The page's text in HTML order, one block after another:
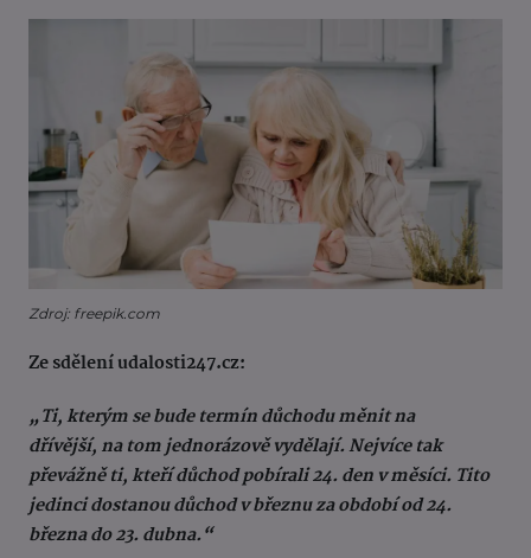
Zdroj: freepik.com
Ze sdělení udalosti247.cz:
„Ti, kterým se bude termín důchodu měnit na
dřívější, na tom jednorázově vydělají. Nejvíce tak
převážně ti, kteří důchod pobírali 24. den v měsíci. Tito
jedinci dostanou důchod v březnu za období od 24.
března do 23. dubna.“